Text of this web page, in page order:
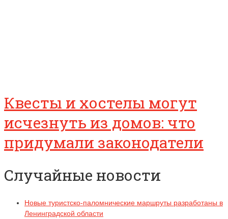
Квесты и хостелы могут
исчезнуть из домов: что
придумали законодатели
Случайные новости
Новые туристско-паломнические маршруты разработаны в
Ленинградской области